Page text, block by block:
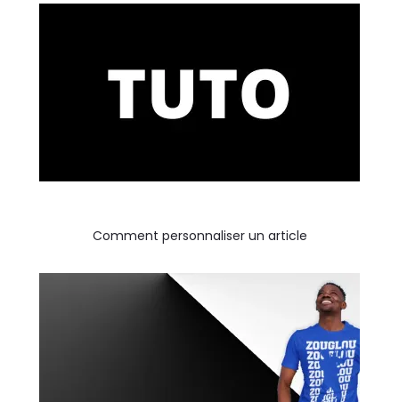
Comment personnaliser un article